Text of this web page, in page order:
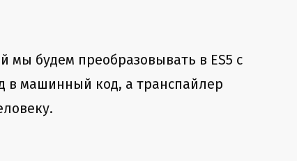
мы будем преобразовывать в ES5 с
в машинный код, а транспайлер